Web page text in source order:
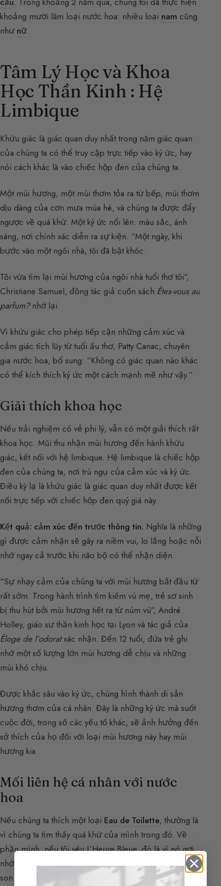
khoảng mười lăm loại nước hoa: nhiều loại nam cũng
như nữ.
Tâm Lý Học và Khoa
Học Thần Kinh : Hệ
Limbique
Khứu giác là giác quan duy nhất trong năm giác quan
của chúng ta có thể truy cập trực tiếp vào ký ức, hay
nói cách khác là vào chiếc hộp đen của chúng ta.
Một mùi hương, một mùi thơm tỏa ra từ bếp, mùi thơm
dịu dàng của cơn mưa mùa hè, và chúng ta được đẩy
ngược về quá khứ. Một ký ức nổi lên: màu sắc, ánh
sáng, nơi chính xác diễn ra sự kiện. “Một ngày, khi
bước vào một ngôi nhà, tôi đã bật khóc.
Tôi vừa tìm lại mùi hương của ngôi nhà tuổi thơ tôi”,
Christiane Samuel, đồng tác giả cuốn sách Êtes-vous au
parfum?nhớ lại.
Vì khứu giác cho phép tiếp cận những cảm xúc và
cảm giác tích lũy từ tuổi ấu thơ, Patty Canac, chuyên
gia nước hoa, bổ sung: “Không có giác quan nào khác
có thể kích thích ký ức một cách mạnh mẽ như vậy.”
Giải thích khoa học
Nếu trải nghiệm có vẻ phi lý, vẫn có một giải thích rất
khoa học. Mũi thu nhận mùi hương đến hành khứu
giác, kết nối với hệ limbique. Hệ limbique là chiếc hộp
đen của chúng ta, nơi trú ngụ của cảm xúc và ký ức.
Điều kỳ lạ là khứu giác là giác quan duy nhất được kết
nối trực tiếp với chiếc hộp đen quý giá này.
Kết quả: cảm xúc đến trước thông tin. Nghĩa là những
gì được cảm nhận sẽ gây ra niềm vui, lo lắng hoặc nỗi
nhớ ngay cả trước khi não bộ có thể nhận diện.
“Sự nhạy cảm của chúng ta với mùi hương bắt đầu từ
rất sớm. Trong hành trình tìm kiếm vú mẹ, trẻ sơ sinh
bị thu hút bởi mùi hương tiết ra từ núm vú”, André
Holley, giáo sư thần kinh học tại Lyon và tác giả của
Éloge de l’odoratxác nhận. Đến 12 tuổi, đứa trẻ ghi
nhớ một số lượng lớn mùi hương dễ chịu và những
mùi khó chịu.
Được khắc sâu vào ký ức, chúng hình thành di sản
hương thơm của cá nhân. Đây là những ký ức mà suốt
cuộc đời, trong số các yếu tố khác, sẽ ảnh hưởng đến
sở thích của họ đối với loại mùi hương này hay mùi
hương kia.
Mối liên hệ cá nhân với nước
hoa
Nếu chúng ta thích một loại Eau de Toilette, thường là
vì chúng ta tìm thấy quá khứ của mình trong đó. Về
phần mình, nếu tôi yêu L’Heure Bleue, đó là vì nó gợi
nhớ đến keo dán trắng thời thơ ấu, bánh quế vani và
son môi mà tôi lấy trộm của mẹ.